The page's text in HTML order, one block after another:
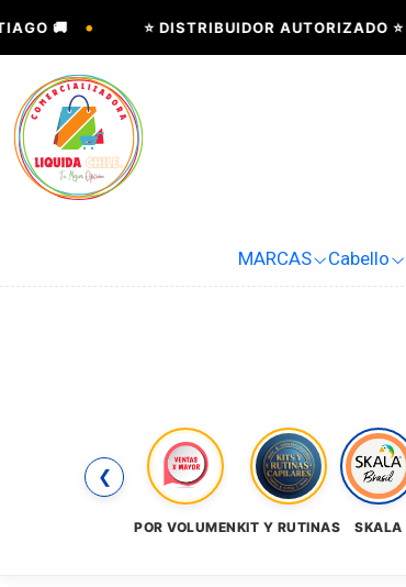
🚚 • ⭐ DISTRIBUIDOR AUTORIZADO ⭐ •
MARCAS Cabello
POR VOLUMENKIT Y RUTINAS SKALA
❮